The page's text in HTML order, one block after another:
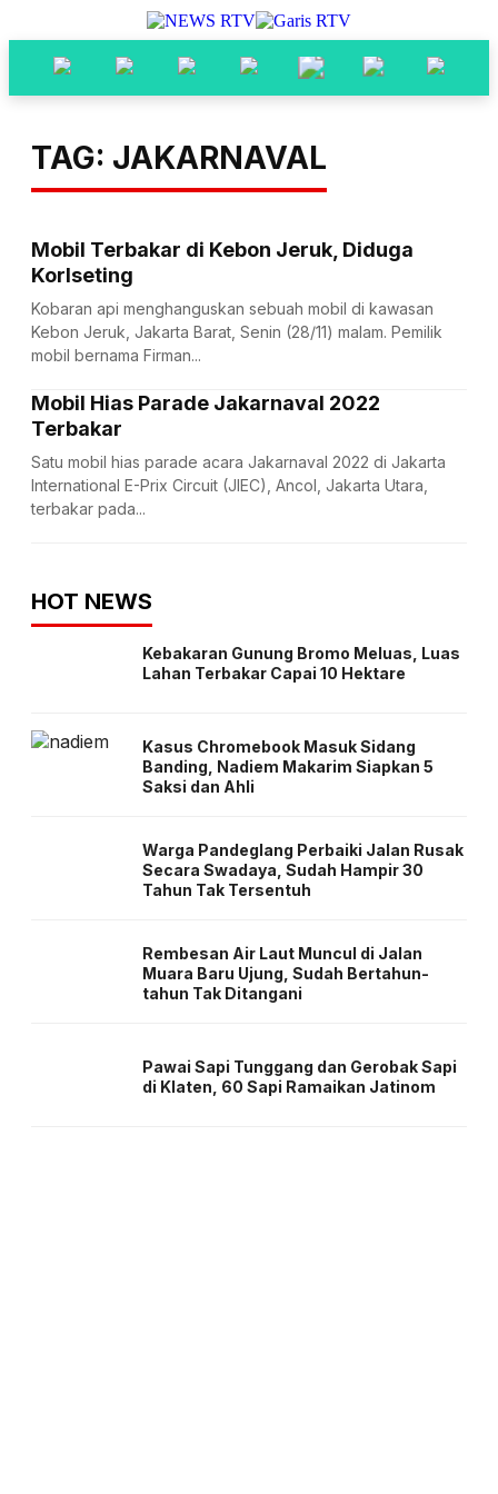
TAG: JAKARNAVAL
Mobil Terbakar di Kebon Jeruk, Diduga
Korlseting
Kobaran api menghanguskan sebuah mobil di kawasan
Kebon Jeruk, Jakarta Barat, Senin (28/11) malam. Pemilik
mobil bernama Firman...
Mobil Hias Parade Jakarnaval 2022
Terbakar
Satu mobil hias parade acara Jakarnaval 2022 di Jakarta
International E-Prix Circuit (JIEC), Ancol, Jakarta Utara,
terbakar pada...
HOT NEWS
Kebakaran Gunung Bromo Meluas, Luas
Lahan Terbakar Capai 10 Hektare
Kasus Chromebook Masuk Sidang
Banding, Nadiem Makarim Siapkan 5
Saksi dan Ahli
Warga Pandeglang Perbaiki Jalan Rusak
Secara Swadaya, Sudah Hampir 30
Tahun Tak Tersentuh
Rembesan Air Laut Muncul di Jalan
Muara Baru Ujung, Sudah Bertahun-
tahun Tak Ditangani
Pawai Sapi Tunggang dan Gerobak Sapi
di Klaten, 60 Sapi Ramaikan Jatinom